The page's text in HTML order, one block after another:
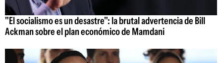
"El socialismo es un desastre": la brutal advertencia de Bill
Ackman sobre el plan económico de Mamdani